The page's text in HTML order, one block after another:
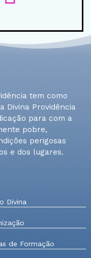
tem como
Divina Providência
para com a
pobre,
perigosas
e dos lugares.
Divina
de Formação